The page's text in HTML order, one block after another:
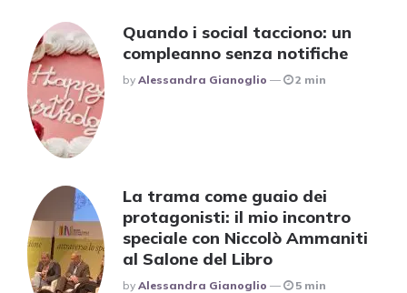
Quando i social tacciono: un
compleanno senza notifiche
Posted
By Alessandra Gianoglio 2 min
La trama come guaio dei
protagonisti: il mio incontro
speciale con Niccolò Ammaniti
al Salone del Libro
Posted
By Alessandra Gianoglio 5 min